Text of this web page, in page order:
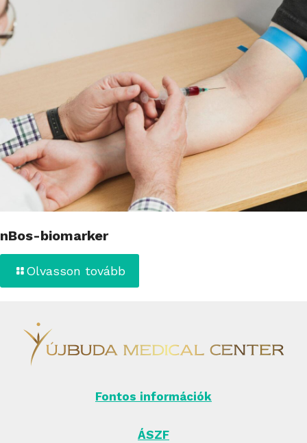
nBos-biomarker
Olvasson tovább
Fontos információk
ÁSZF